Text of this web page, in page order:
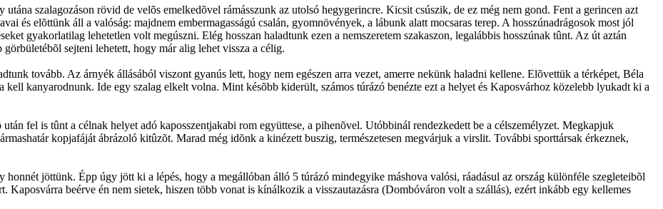
szalagozáson rövid de velõs emelkedõvel rámásszunk az utolsó hegygerincre. Kicsit csúszik, de ez még nem gond. Fent a gerincen azt
és elõttünk áll a valóság: majdnem embermagasságú csalán, gyomnövények, a lábunk alatt mocsaras terep. A hosszúnadrágosok most jól
gyakorlatilag lehetetlen volt megúszni. Elég hosszan haladtunk ezen a nemszeretem szakaszon, legalábbis hosszúnak tûnt. Az út aztán
sejteni lehetett, hogy már alig lehet vissza a célig.
tovább. Az árnyék állásából viszont gyanús lett, hogy nem egészen arra vezet, amerre nekünk haladni kellene. Elõvettük a térképet, Béla
kanyarodnunk. Ide egy szalag elkelt volna. Mint késõbb kiderült, számos túrázó benézte ezt a helyet és Kaposvárhoz közelebb lyukadt ki a
fel is tûnt a célnak helyet adó kaposszentjakabi rom együttese, a pihenõvel. Utóbbinál rendezkedett be a célszemélyzet. Megkapjuk
kopjafáját ábrázoló kitûzõt. Marad még idõnk a kinézett buszig, természetesen megvárjuk a virslit. További sporttársak érkeznek,
jöttünk. Épp úgy jött ki a lépés, hogy a megállóban álló 5 túrázó mindegyike máshova valósi, ráadásul az ország különféle szegleteibõl
Kaposvárra beérve én nem sietek, hiszen több vonat is kínálkozik a visszautazásra (Dombóváron volt a szállás), ezért inkább egy kellemes